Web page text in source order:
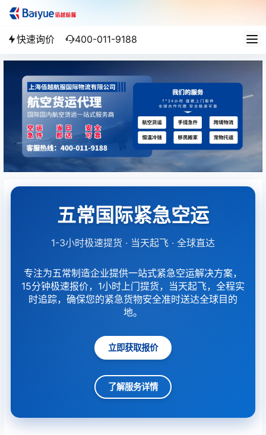
快速询价 400-011-9188
五常国际紧急空运
1-3小时极速提货 · 当天起飞 · 全球直达
专注为五常制造企业提供一站式紧急空运解决方案，
15分钟极速报价，1小时上门提货，当天起飞，全程实
时追踪，确保您的紧急货物安全准时送达全球目的
地。
立即获取报价
了解服务详情